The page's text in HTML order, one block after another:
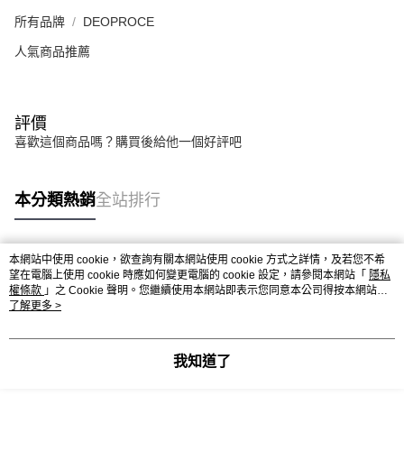
所有品牌 DEOPROCE
人氣商品推薦
評價
喜歡這個商品嗎？購買後給他一個好評吧
本分類熱銷全站排行
熱門標籤
本網站中使用 cookie，欲查詢有關本網站使用 cookie 方式之詳情，及若您不希
望在電腦上使用 cookie 時應如何變更電腦的 cookie 設定，請參閱本網站「 隱私
權條款 」之 Cookie 聲明。您繼續使用本網站即表示您同意本公司得按本網站使
用條款之 Cookie 聲明使用 cookie。
了解更多 >
我知道了